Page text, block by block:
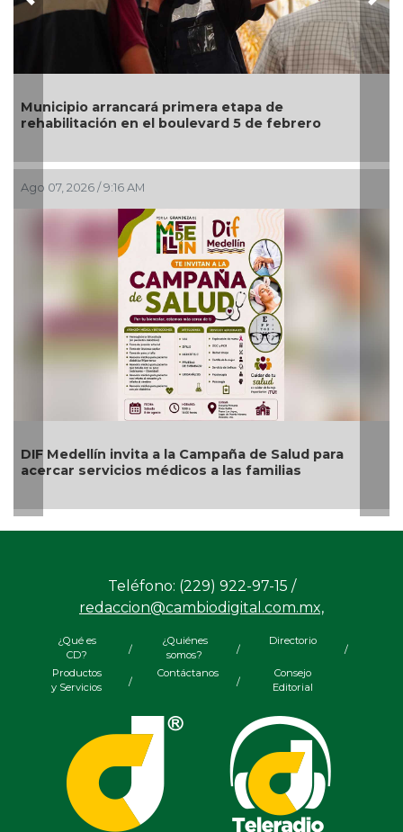
Municipio arrancará primera etapa de
rehabilitación en el boulevard 5 de febrero
Ago 07, 2026 / 9:16 AM
DIF Medellín invita a la Campaña de Salud para
acercar servicios médicos a las familias
Previous
Teléfono: (229) 922-97-15 /
redaccion@cambiodigital.com.mx,
¿Qué es
CD?
/
¿Quiénes
somos?
/
Directorio
/
Productos
y Servicios
/
Contáctanos
/
Consejo
Editorial